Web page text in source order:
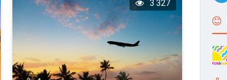
3 327